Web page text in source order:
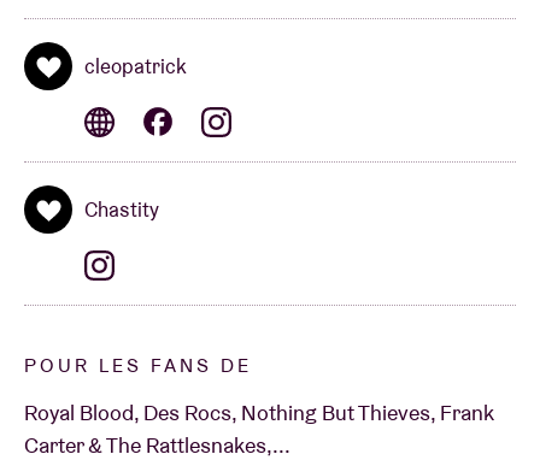
cleopatrick
Chastity
POUR LES FANS DE
Royal Blood, Des Rocs, Nothing But Thieves, Frank
Carter & The Rattlesnakes,...